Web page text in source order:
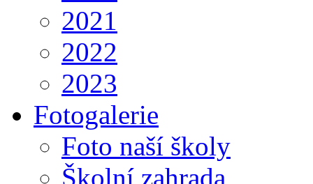
2021
2022
2023
Fotogalerie
Foto naší školy
Školní zahrada